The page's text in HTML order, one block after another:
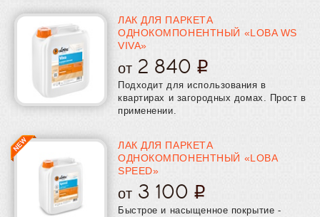
ЛАК ДЛЯ ПАРКЕТА
ОДНОКОМПОНЕНТНЫЙ «LOBA WS
VIVA»
от 2 840
Подходит для использования в
квартирах и загородных домах. Прост в
применении.
ЛАК ДЛЯ ПАРКЕТА
ОДНОКОМПОНЕНТНЫЙ «LOBA
SPEED»
от 3 100
Быстрое и насыщенное покрытие -